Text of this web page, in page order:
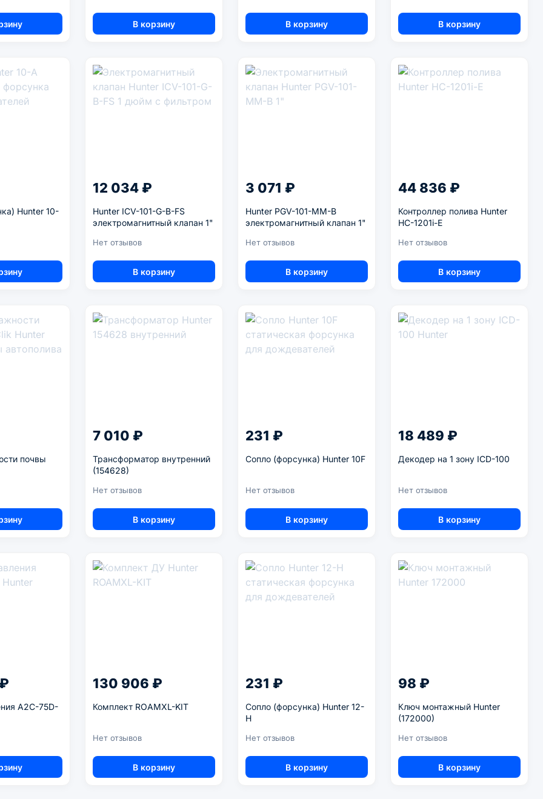
В корзину В корзину В корзину
Hunter 10-
12 034 ₽
Hunter ICV-101-G-B-FS
электромагнитный клапан 1"
Нет отзывов
В корзину
3 071 ₽
Hunter PGV-101-MM-B
электромагнитный клапан 1"
Нет отзывов
В корзину
44 836 ₽
Контроллер полива Hunter
HC-1201i-E
Нет отзывов
В корзину
почвы
7 010 ₽
Трансформатор внутренний
(154628)
Нет отзывов
В корзину
231 ₽
Сопло (форсунка) Hunter 10F
Нет отзывов
В корзину
18 489 ₽
Декодер на 1 зону ICD-100
Нет отзывов
В корзину
A2C-75D-
130 906 ₽
Комплект ROAMXL-KIT
Нет отзывов
В корзину
231 ₽
Сопло (форсунка) Hunter 12-
H
Нет отзывов
В корзину
98 ₽
Ключ монтажный Hunter
(172000)
Нет отзывов
В корзину